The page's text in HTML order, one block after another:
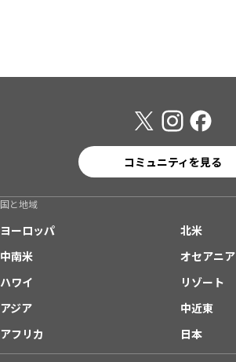
コミュニティを見る
国と地域
ヨーロッパ
北米
中南米
オセアニア
ハワイ
リゾート
アジア
中近東
アフリカ
日本